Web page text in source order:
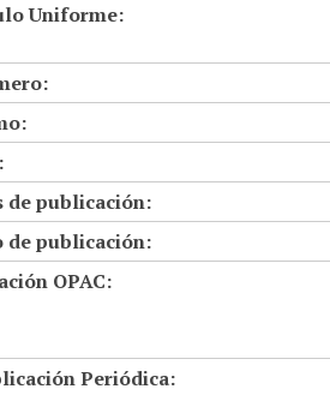
Uniforme:
de publicación:
de publicación:
OPAC:
Periódica: